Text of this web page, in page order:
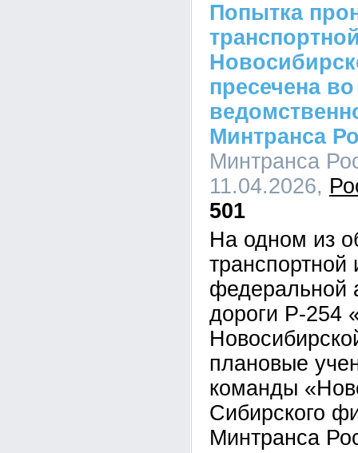
Попытка
пресечена
Минтранса
Минтранса
11.04.2026,
501
На одном из
транспортной
федеральной
дороги Р-254
плановые
команды
Сибирского
Минтранса